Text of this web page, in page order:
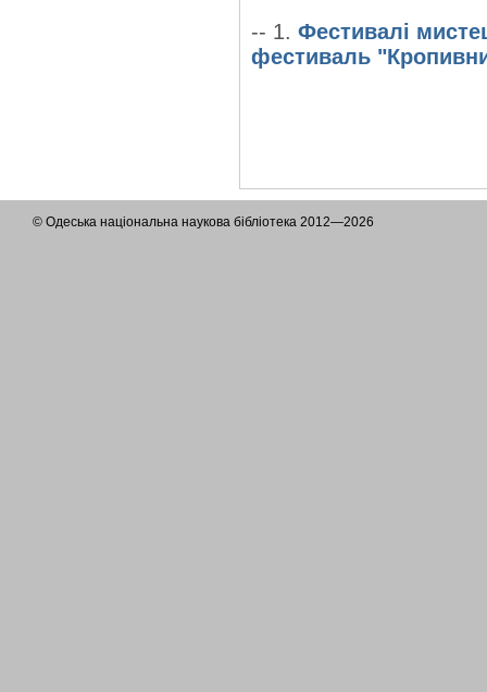
-- 1. Фестивалі
фестиваль
© Одеська національна наукова бібліотека 2012—2026